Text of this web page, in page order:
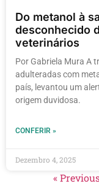
Do metanol à
desconhecido
veterinários
Por Gabriela Mura A
adulteradas com
país, levantou um
origem duvidosa.
CONFERIR »
Dezembro 4, 2025
«